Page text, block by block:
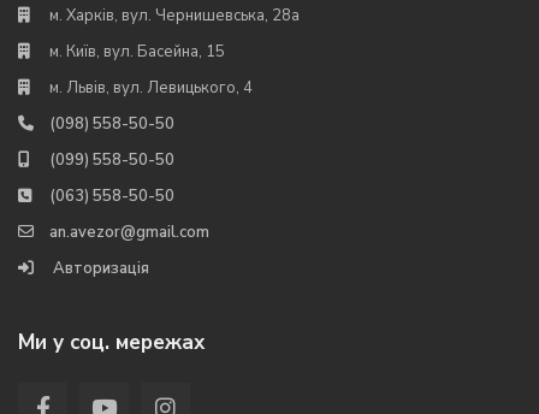
м. Харків, вул. Чернишевська, 28а
м. Київ, вул. Басейна, 15
м. Львів, вул. Левицького, 4
(098) 558-50-50
(099) 558-50-50
(063) 558-50-50
an.avezor@gmail.com
Авторизація
Ми у соц. мережах